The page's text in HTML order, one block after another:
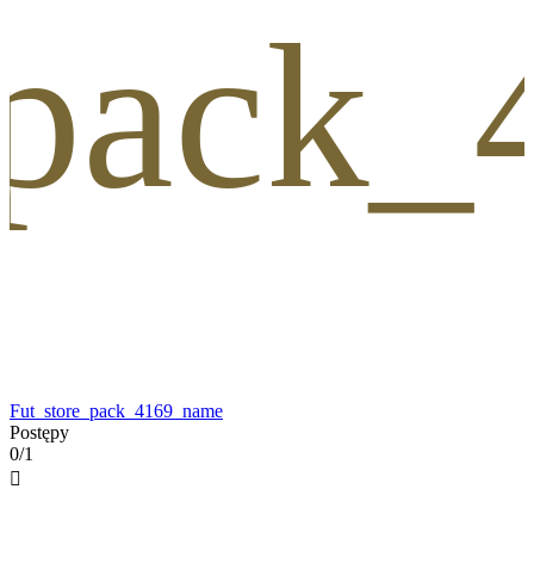
Fut_store_pack_4169_name
Postępy
0/1
